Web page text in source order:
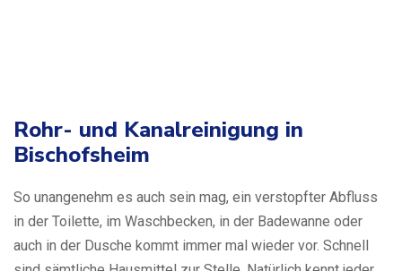
Rohr- und Kanalreinigung in
Bischofsheim
So unangenehm es auch sein mag, ein verstopfter Abfluss
in der Toilette, im Waschbecken, in der Badewanne oder
auch in der Dusche kommt immer mal wieder vor. Schnell